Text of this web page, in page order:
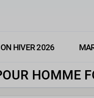
HIVER 2026
HOMME